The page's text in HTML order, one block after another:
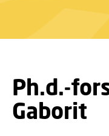
Ph.d.-
Gaborit